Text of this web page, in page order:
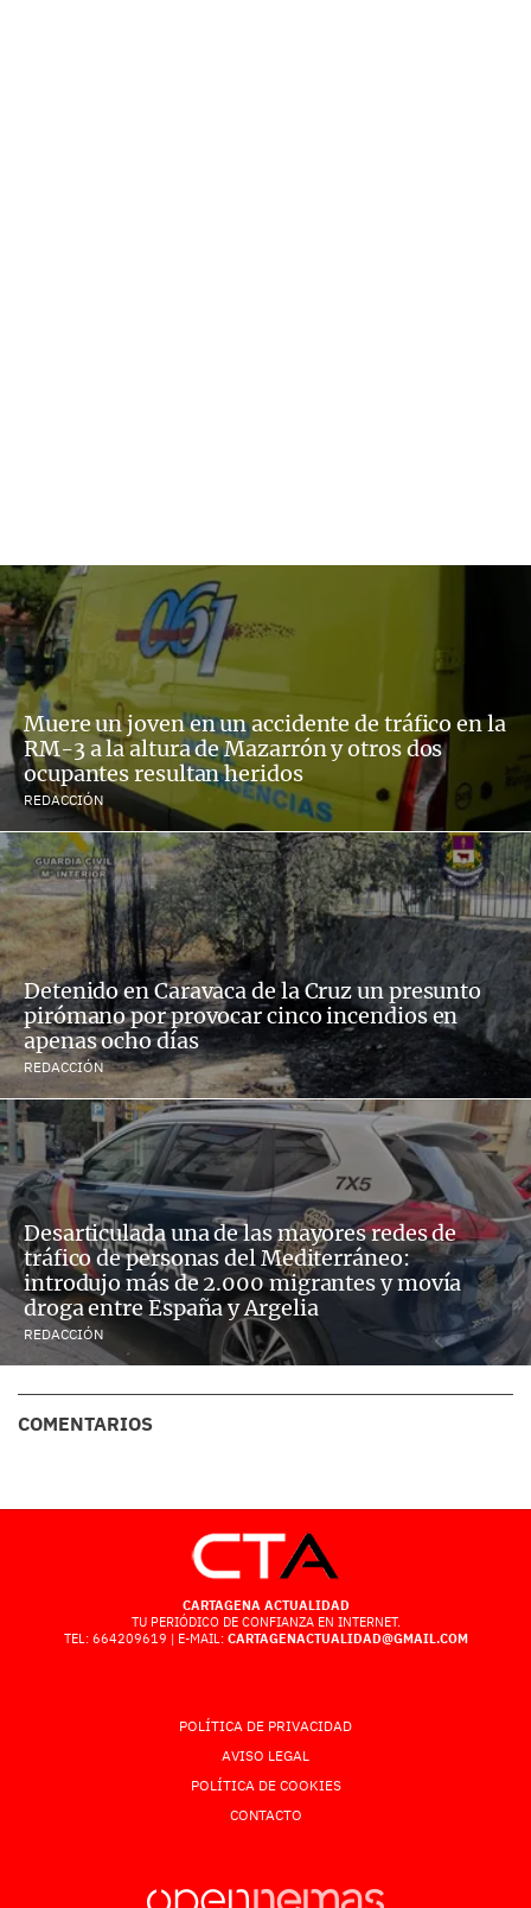
Muere un joven en un accidente de tráfico en la
RM-3 a la altura de Mazarrón y otros dos
ocupantes resultan heridos
REDACCIÓN
Detenido en Caravaca de la Cruz un presunto
pirómano por provocar cinco incendios en
apenas ocho días
REDACCIÓN
Desarticulada una de las mayores redes de
tráfico de personas del Mediterráneo:
introdujo más de 2.000 migrantes y movía
droga entre España y Argelia
REDACCIÓN
COMENTARIOS
CARTAGENA ACTUALIDAD
TU PERIÓDICO DE CONFIANZA EN INTERNET.
TEL: 664209619 | E-MAIL: CARTAGENACTUALIDAD@GMAIL.COM
POLÍTICA DE PRIVACIDAD
AVISO LEGAL
POLÍTICA DE COOKIES
CONTACTO